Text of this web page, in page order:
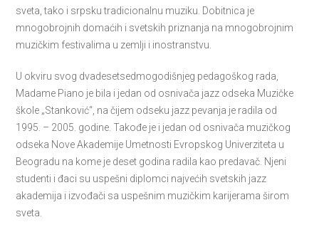
sveta, tako i srpsku tradicionalnu muziku. Dobitnica je
mnogobrojnih domaćih i svetskih priznanja na mnogobrojnim
muzičkim festivalima u zemlji i inostranstvu.
U okviru svog dvadesetsedmogodišnjeg pedagoškog rada,
Madame Piano je bila i jedan od osnivača jazz odseka Muzičke
škole „Stanković“, na čijem odseku jazz pevanja je radila od
1995. – 2005. godine. Takođe je i jedan od osnivača muzičkog
odseka Nove Akademije Umetnosti Evropskog Univerziteta u
Beogradu na kome je deset godina radila kao predavač. Njeni
studenti i đaci su uspešni diplomci najvećih svetskih jazz
akademija i izvođači sa uspešnim muzičkim karijerama širom
sveta.